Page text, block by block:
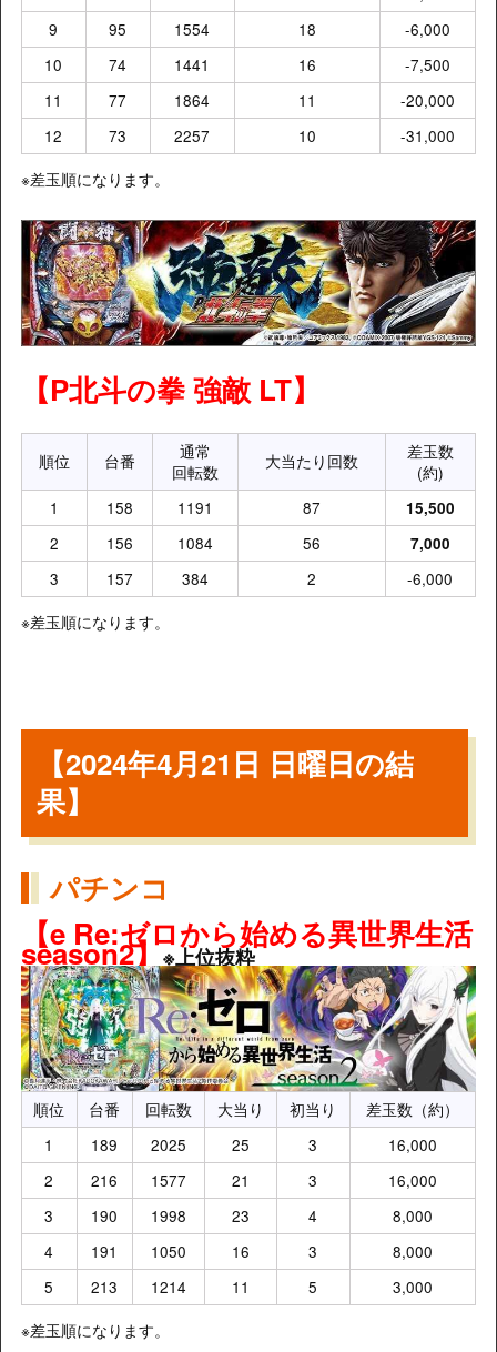
9
95 1554 18
-6,000
10
74 1441 16
-7,500
11
77 1864 11
-20,000
12
73 2257 10
-31,000
※差玉順になります。
【P北斗の拳 強敵 LT】
順位 台番
通常
回転数
大当たり回数
差玉数
(約)
1
158 1191 87 15,500
2 156 1084 56 7,000
3 157 384 2
-6,000
※差玉順になります。
【2024年4月21日 日曜日の結
果】
パチンコ
【e Re:ゼロから始める異世界生活
season2】※上位抜粋
順位 台番 回転数 大当り 初当り
差玉数（約）
1
189 2025 25 3
16,000
2
216 1577 21 3
16,000
3
190 1998 23 4
8,000
4
191 1050 16 3
8,000
5
213 1214 11 5
3,000
※差玉順になります。